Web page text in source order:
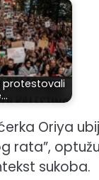
protestovali
Oriya
rata”,
sukoba.